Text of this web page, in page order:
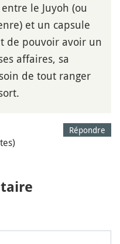
le Juyoh (ou
et un capsule
de pouvoir avoir un
affaires, sa
de tout ranger
Répondre